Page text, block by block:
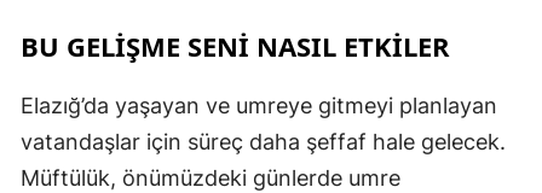
BU GELİŞME SENİ NASIL ETKİLER
Elazığ’da yaşayan ve umreye gitmeyi planlayan
vatandaşlar için süreç daha şeffaf hale gelecek.
Müftülük, önümüzdeki günlerde umre